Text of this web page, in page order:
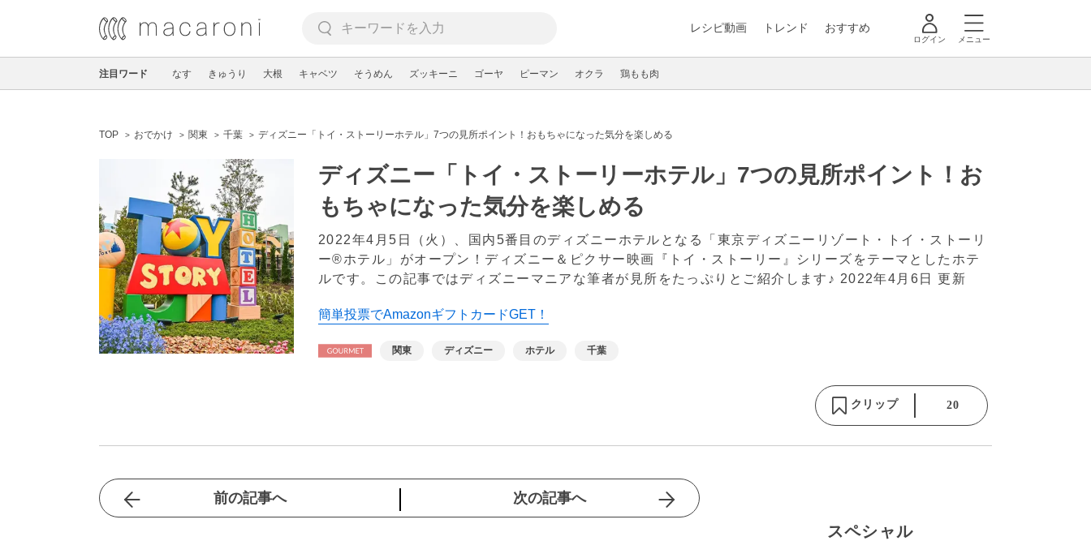
レシピ動画 トレンド おすすめ
ログイン メニュー
注目ワード なす きゅうり 大根 キャベツ そうめん ズッキーニ ゴーヤ ピーマン オクラ 鶏もも肉
TOP おでかけ 関東 千葉 ディズニー「トイ・ストーリーホテル」7つの見所ポイント！おもちゃになった気分を楽しめる
ディズニー「トイ・ストーリーホテル」7つの見所ポイント！お
もちゃになった気分を楽しめる
2022年4月5日（火）、国内5番目のディズニーホテルとなる「東京ディズニーリゾート・トイ・ストーリ
ー®ホテル」がオープン！ディズニー＆ピクサー映画『トイ・ストーリー』シリーズをテーマとしたホテ
ルです。この記事ではディズニーマニアな筆者が見所をたっぷりとご紹介します♪ 2022年4月6日 更新
簡単投票でAmazonギフトカードGET！
関東 ディズニー ホテル 千葉
クリップ 20
前の記事へ 次の記事へ
スペシャル